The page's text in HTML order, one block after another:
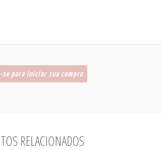
se para iniciar sua compra
RELACIONADOS